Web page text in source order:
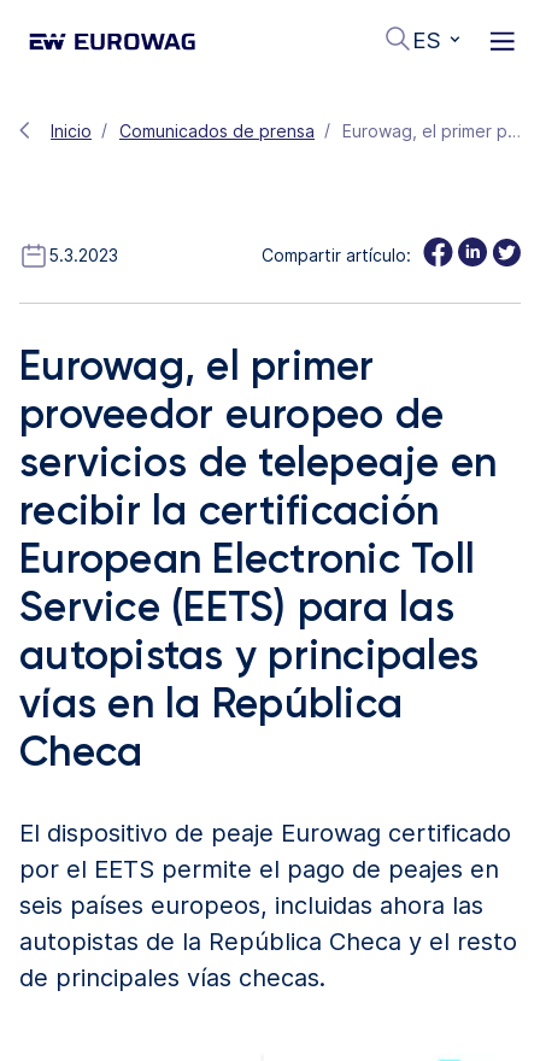
ES
Inicio Comunicados de prensa Eurowag, el primer proveedor europeo de servicios de telepeaje en recibir la certificación European Electronic Toll Service (EETS) para las autopistas y principales vías en la República Checa
5.3.2023 Compartir artículo:
Eurowag, el primer
proveedor europeo de
servicios de telepeaje en
recibir la certificación
European Electronic Toll
Service (EETS) para las
autopistas y principales
vías en la República
Checa
El dispositivo de peaje Eurowag certificado
por el EETS permite el pago de peajes en
seis países europeos, incluidas ahora las
autopistas de la República Checa y el resto
de principales vías checas.